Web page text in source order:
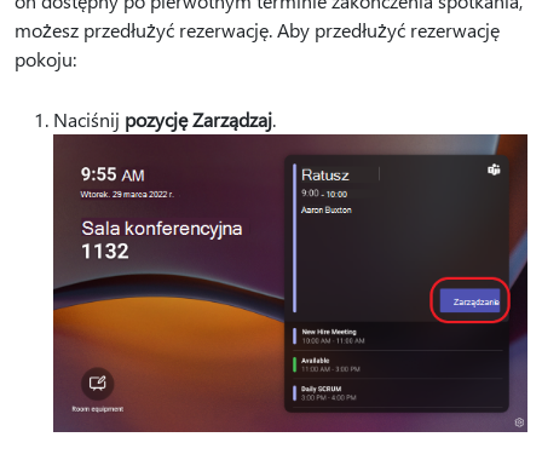
możesz przedłużyć rezerwację. Aby przedłużyć rezerwację
pokoju:
Naciśnij pozycję Zarządzaj.